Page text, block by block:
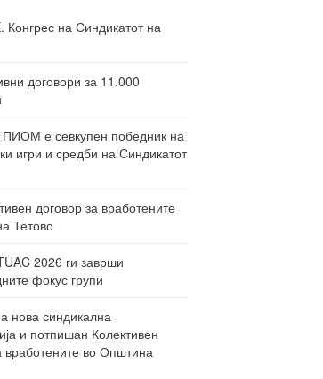
на Синдикатот на
договори за 11.000
е севкупен победник на
игри и средби на Синдикатот
договор за вработените
Тетово
2026 ги заврши
фокус групи
нова синдикална
и потпишан Колективен
вработените во Општина